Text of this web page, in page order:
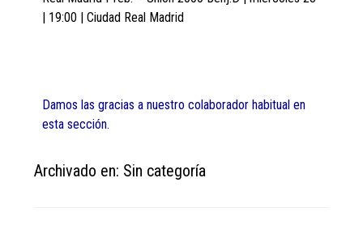
| 19:00 | Ciudad Real Madrid
Damos las gracias a nuestro colaborador habitual en
esta sección.
Archivado en: Sin categoría